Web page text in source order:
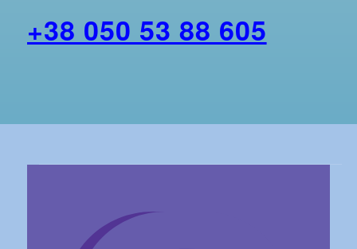
+38 050 53 88 605